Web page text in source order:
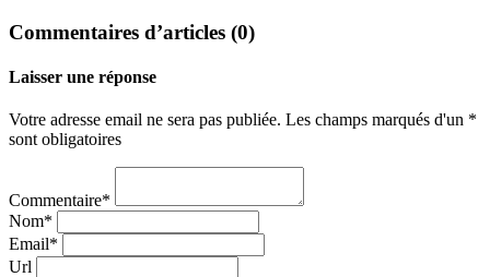
Commentaires d’articles (0)
Laisser une réponse
Votre adresse email ne sera pas publiée. Les champs marqués d'un *
sont obligatoires
Commentaire*
Nom*
Email*
Url